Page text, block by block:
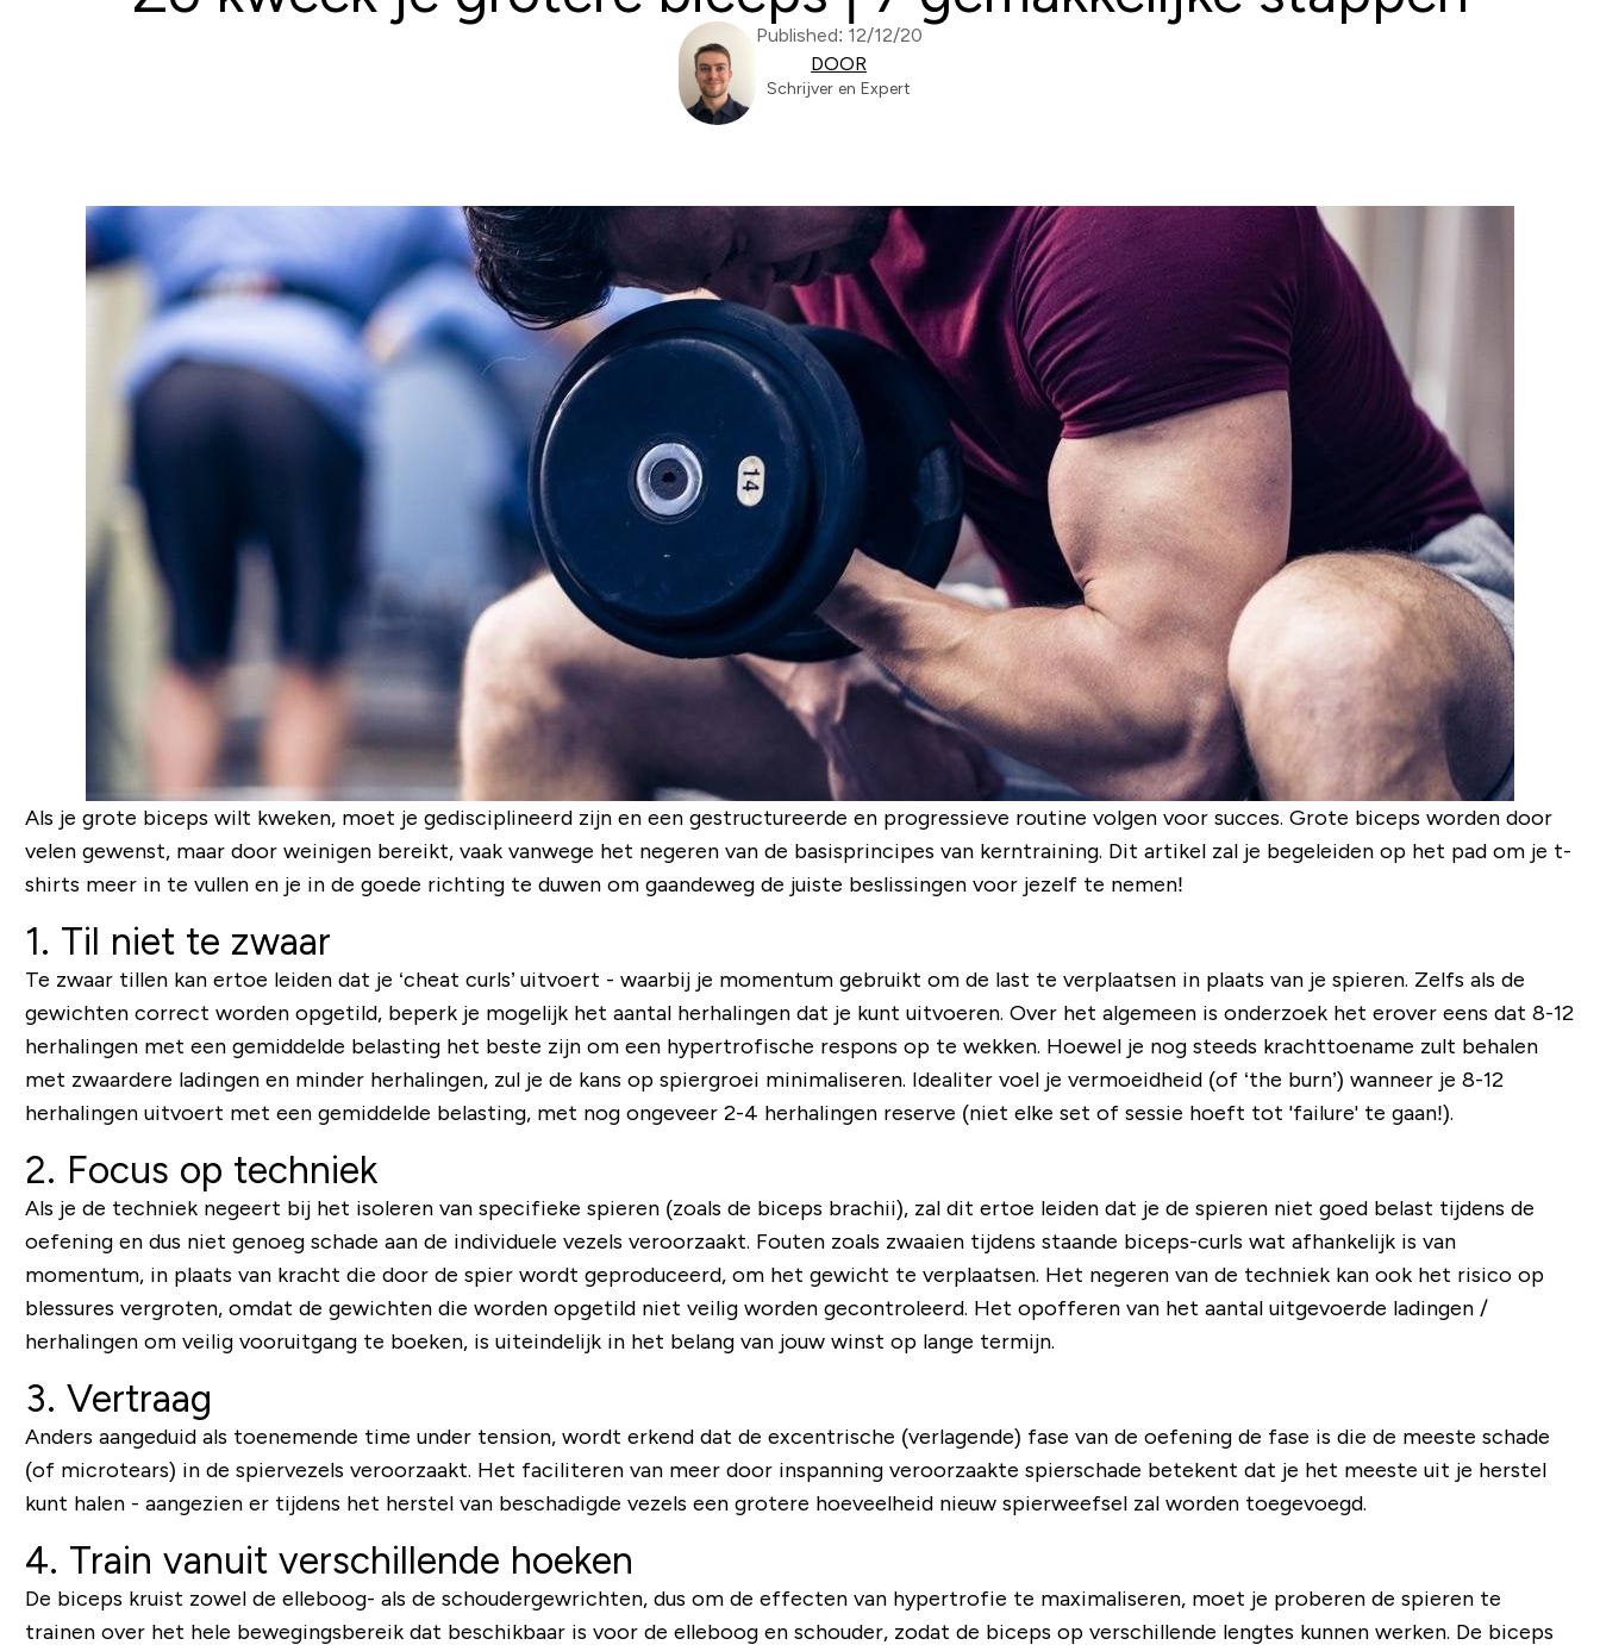
Published: 12/12/20
DOOR
Schrijver en Expert
Als je grote biceps wilt kweken, moet je gedisciplineerd zijn en een gestructureerde en progressieve routine volgen voor succes. Grote biceps worden door
velen gewenst, maar door weinigen bereikt, vaak vanwege het negeren van de basisprincipes van kerntraining. Dit artikel zal je begeleiden op het pad om je t-
shirts meer in te vullen en je in de goede richting te duwen om gaandeweg de juiste beslissingen voor jezelf te nemen!
1. Til niet te zwaar
Te zwaar tillen kan ertoe leiden dat je ‘cheat curls’ uitvoert - waarbij je momentum gebruikt om de last te verplaatsen in plaats van je spieren. Zelfs als de
gewichten correct worden opgetild, beperk je mogelijk het aantal herhalingen dat je kunt uitvoeren. Over het algemeen is onderzoek het erover eens dat 8-12
herhalingen met een gemiddelde belasting het beste zijn om een ​​hypertrofische respons op te wekken. Hoewel je nog steeds krachttoename zult behalen
met zwaardere ladingen en minder herhalingen, zul je de kans op spiergroei minimaliseren. Idealiter voel je vermoeidheid (of ‘the burn’) wanneer je 8-12
herhalingen uitvoert met een gemiddelde belasting, met nog ongeveer 2-4 herhalingen reserve (niet elke set of sessie hoeft tot 'failure' te gaan!).
2. Focus op techniek
Als je de techniek negeert bij het isoleren van specifieke spieren (zoals de biceps brachii), zal dit ertoe leiden dat je de spieren niet goed belast tijdens de
oefening en dus niet genoeg schade aan de individuele vezels veroorzaakt. Fouten zoals zwaaien tijdens staande biceps-curls wat afhankelijk is van
momentum, in plaats van kracht die door de spier wordt geproduceerd, om het gewicht te verplaatsen. Het negeren van de techniek kan ook het risico op
blessures vergroten, omdat de gewichten die worden opgetild niet veilig worden gecontroleerd. Het opofferen van het aantal uitgevoerde ladingen /
herhalingen om veilig vooruitgang te boeken, is uiteindelijk in het belang van jouw winst op lange termijn.
3. Vertraag
Anders aangeduid als toenemende time under tension, wordt erkend dat de excentrische (verlagende) fase van de oefening de fase is die de meeste schade
(of microtears) in de spiervezels veroorzaakt. Het faciliteren van meer door inspanning veroorzaakte spierschade betekent dat je het meeste uit je herstel
kunt halen - aangezien er tijdens het herstel van beschadigde vezels een grotere hoeveelheid nieuw spierweefsel zal worden toegevoegd.
4. Train vanuit verschillende hoeken
De biceps kruist zowel de elleboog- als de schoudergewrichten, dus om de effecten van hypertrofie te maximaliseren, moet je proberen de spieren te
trainen over het hele bewegingsbereik dat beschikbaar is voor de elleboog en schouder, zodat de biceps op verschillende lengtes kunnen werken. De biceps